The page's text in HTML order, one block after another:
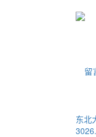
留
东北